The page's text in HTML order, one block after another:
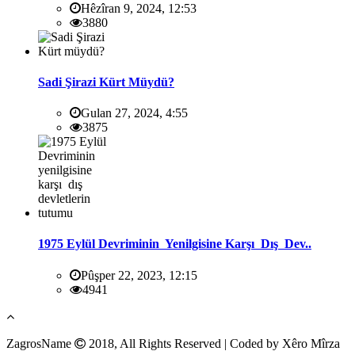
Hêzîran 9, 2024, 12:53
3880
Sadi Şirazi Kürt Müydü?
Gulan 27, 2024, 4:55
3875
1975 Eylül Devriminin Yenilgisine Karşı Dış Dev..
Pûşper 22, 2023, 12:15
4941
ZagrosName 2018, All Rights Reserved | Coded by Xêro Mîrza